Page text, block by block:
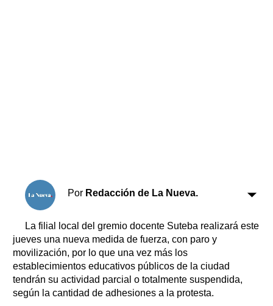
Por Redacción de La Nueva.
La filial local del gremio docente Suteba realizará este
jueves una nueva medida de fuerza, con paro y
movilización, por lo que una vez más los
establecimientos educativos públicos de la ciudad
tendrán su actividad parcial o totalmente suspendida,
según la cantidad de adhesiones a la protesta.